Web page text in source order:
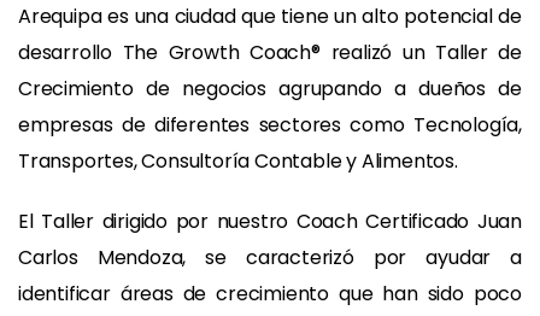
Arequipa es una ciudad que tiene un alto potencial de
desarrollo The Growth Coach® realizó un Taller de
Crecimiento de negocios agrupando a dueños de
empresas de diferentes sectores como Tecnología,
Transportes, Consultoría Contable y Alimentos.
El Taller dirigido por nuestro Coach Certificado Juan
Carlos Mendoza, se caracterizó por ayudar a
identificar áreas de crecimiento que han sido poco